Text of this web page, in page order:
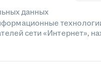
данных
сети «Интернет»,